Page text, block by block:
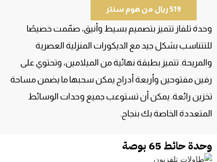
519 ريال من هوم سنتر
وحدة تلفاز تتميز بتصميم بسيط وأنيق، صمّمت خصيصًا
للتتناسب بشكل جيد مع الديكورات المنزلية العصرية
والمريحة. تتميز بطبقة نهائية من الميلامين، وتحتوي على
رفين مفتوحين وأربعة أدراج يمكن سحبها ما يضمن مساحة
تخزين رائعة. يمكن أن تستوعب جميع وحدات الوسائط
المتعددة الخاصة بك بنجاح.
وحدة حائط 65 بوصة